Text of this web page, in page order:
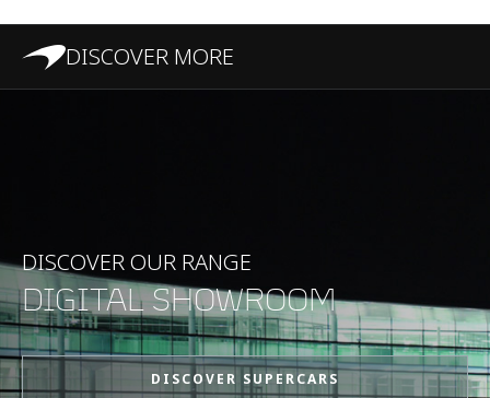
DISCOVER MORE
DISCOVER OUR RANGE
DIGITAL SHOWROOM
DISCOVER SUPERCARS